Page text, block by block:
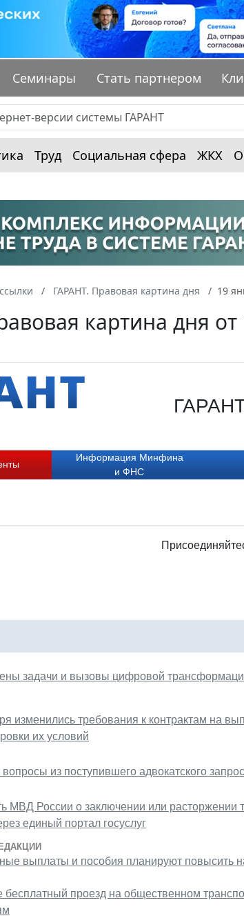
Семинары Стать партнером
Труд Социальная сфера ЖКХ
ГАРАНТ. Правовая картина дня 19
картина дня
Информация Минфина
и ФНС
задачи и вызовы цифровой
изменились требования к контрактам на
их условий
вопросы из поступившего адвокатского
МВД России о заключении или расторжении
единый портал госуслуг
выплаты и пособия планируют повысить
бесплатный проезд на общественном